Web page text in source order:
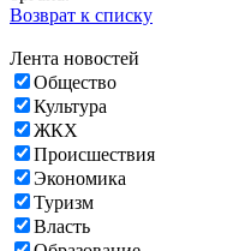
Возврат к списку
Лента новостей
Общество
Культура
ЖКХ
Происшествия
Экономика
Туризм
Власть